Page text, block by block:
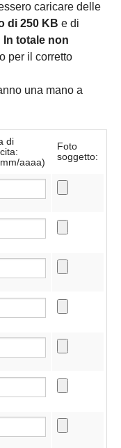
caricare delle
di 250 KB e di
In totale non
per il corretto
una mano a
di
aaaa)
Foto
soggetto: